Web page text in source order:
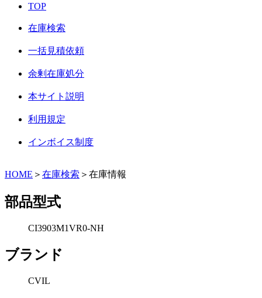
TOP
在庫検索
一括見積依頼
余剰在庫処分
本サイト説明
利用規定
インボイス制度
HOME ＞ 在庫検索 ＞在庫情報
部品型式
CI3903M1VR0-NH
ブランド
CVIL